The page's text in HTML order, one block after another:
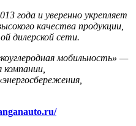
года и уверенно укрепляет
качества продукции,
дилерской сети.
мобильность» —